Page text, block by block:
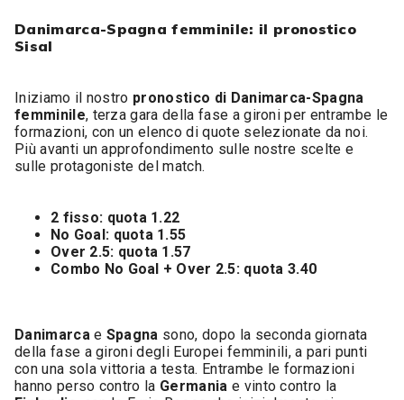
Danimarca-Spagna femminile: il pronostico
Sisal
Iniziamo il nostro pronostico di Danimarca-Spagna
femminile, terza gara della fase a gironi per entrambe le
formazioni, con un elenco di quote selezionate da noi.
Più avanti un approfondimento sulle nostre scelte e
sulle protagoniste del match.
2 fisso: quota 1.22
No Goal: quota 1.55
Over 2.5: quota 1.57
Combo No Goal + Over 2.5: quota 3.40
Danimarcae Spagna sono, dopo la seconda giornata
della fase a gironi degli Europei femminili, a pari punti
con una sola vittoria a testa. Entrambe le formazioni
hanno perso contro la Germania e vinto contro la